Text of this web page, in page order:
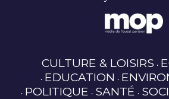
CULTURE & LOISIRS
EDUCATION
POLITIQUE SANTÉ